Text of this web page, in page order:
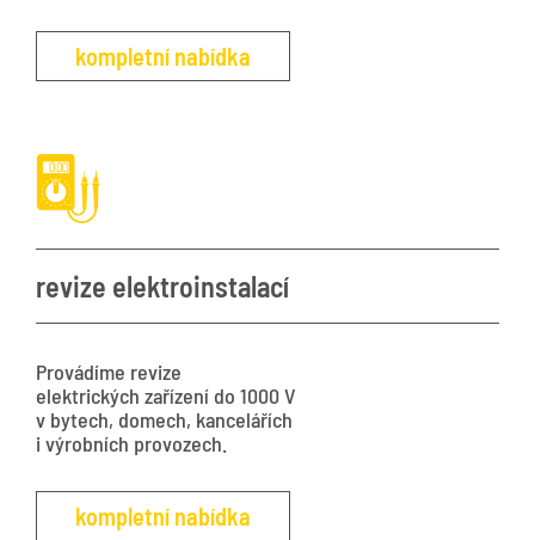
kompletní nabídka
revize elektroinstalací
Provádíme revize
elektrických zařízení do 1000 V
v bytech, domech, kancelářích
i výrobních provozech.
kompletní nabídka